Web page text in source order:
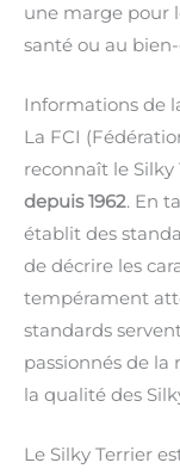
une marge pour
santé ou au
Informations de
La FCI
reconnaît le
depuis 1962. En
établit des
de décrire les
tempérament
standards
passionnés de
la qualité des
Le Silky Terrier